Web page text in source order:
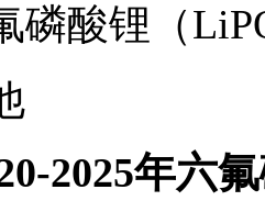
磷酸锂（
2025年六